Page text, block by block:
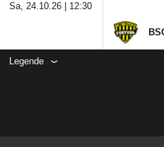
Sa, 24.10.26 | 12:30
Legende